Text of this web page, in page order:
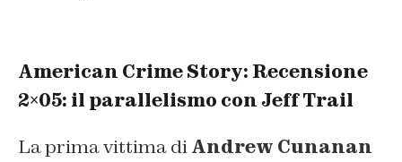
American Crime Story: Recensione
2×05: il parallelismo con Jeff Trail
La prima vittima diAndrew Cunanan